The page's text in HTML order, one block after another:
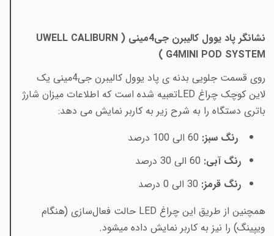
نشانگر پاد یوول کالیبرن جی4مینی (
UWELL CALIBURN
G4MINI POD SYSTEM
)
روی قسمت جلویی بدنه ی پاد یوول کالیبرن جی4مینی یک
لاین کوچک چراغ LEDتعبیه شده است که اطلاعات میزان شارژ
باتری دستگاه را به شرح زیر به کاربر نمایش می دهد:
رنگ سبز:
رنگ آبی:
رنگ قرمز:
همچنین از طریق این چراغ LED حالت فعال‌سازی (هنگام
ویپینگ) را نیز به کاربر نمایش داده میشود.